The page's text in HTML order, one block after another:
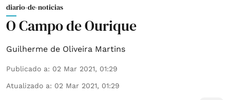
diario-de-noticias
O Campo de Ourique
Guilherme de Oliveira Martins
Publicado a: 02 Mar 2021, 01:29
Atualizado a: 02 Mar 2021, 01:29